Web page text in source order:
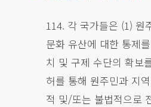
114. 각 국가들은 (1) 원
문화 유산에 대한 통제
치 및 구제 수단의 확보
허를 통해 원주민과 지
적 및/또는 불법적으로